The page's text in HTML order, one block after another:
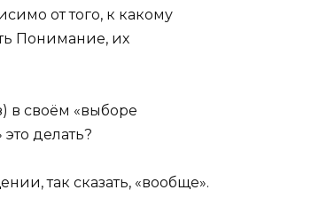
от того, к какому
Понимание, их
в своём «выборе
делать?
так сказать, «вообще».